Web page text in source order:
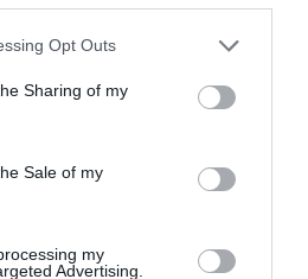
app uses one or more Google
behaviour. You may click to
and its third-party tags to
purposes in below Google
Opt Outs
Sharing of my
Sale of my
my
Advertising.
Worms Inside Your